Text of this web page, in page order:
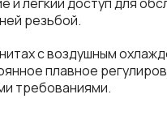
резьбой.
с воздушным
плавное
требованиями.